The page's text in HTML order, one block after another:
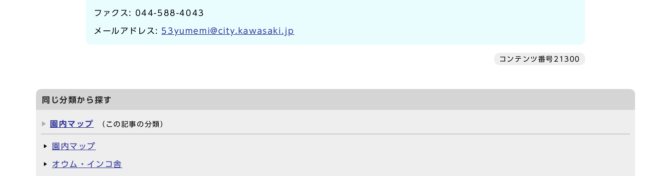
ファクス: 044-588-4043
メールアドレス: 53yumemi@city.kawasaki.jp
コンテンツ番号21300
同じ分類から探す
園内マップ （この記事の分類）
園内マップ
オウム・インコ舎